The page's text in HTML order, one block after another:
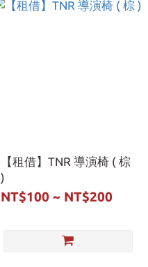
【租借】TNR 導演椅 ( 棕
)
NT$100 ~ NT$200